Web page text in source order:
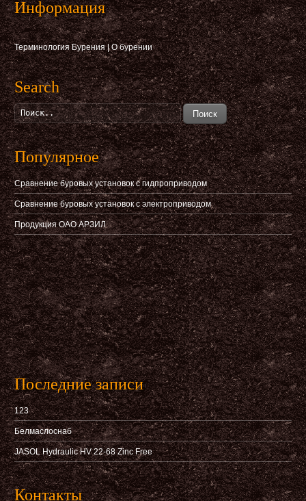
Информация
Терминология Бурения|О бурении
Search
Поиск
Популярное
Сравнение буровых установок с гидпроприводом
Сравнение буровых установок с электроприводом
Продукция ОАО АРЗИЛ
Последние записи
123
Белмаслоснаб
JASOL Hydraulic HV 22-68 Zinc Free
Контакты